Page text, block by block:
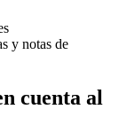
y notas de
cuenta al